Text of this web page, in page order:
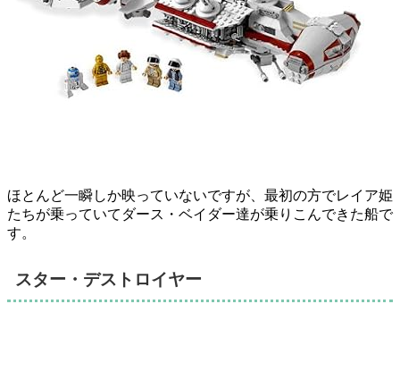
ほとんど一瞬しか映っていないですが、最初の方でレイア姫
たちが乗っていてダース・ベイダー達が乗りこんできた船で
す。
スター・デストロイヤー